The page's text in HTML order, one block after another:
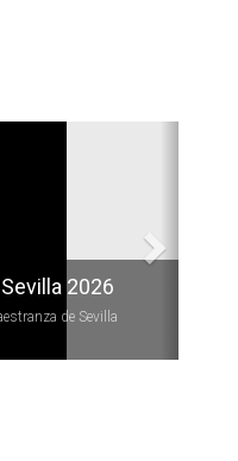
2026
de Sevilla